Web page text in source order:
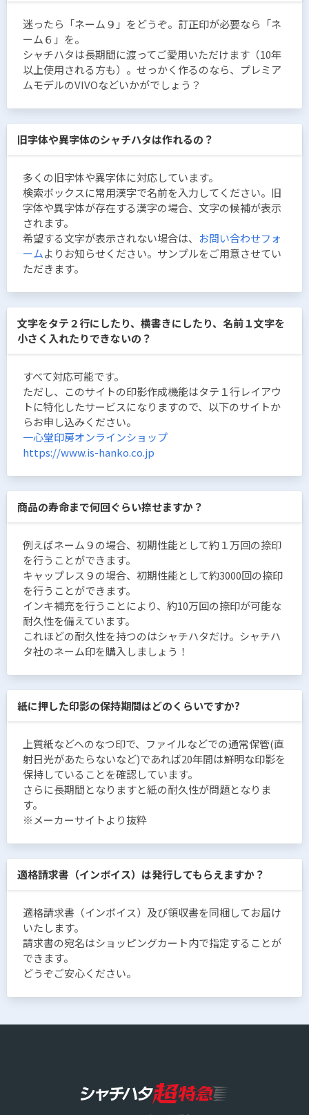
迷ったら「ネーム９」をどうぞ。訂正印が必要なら「ネ
ーム６」を。
シャチハタは長期間に渡ってご愛用いただけます（10年
以上使用される方も）。せっかく作るのなら、プレミア
ムモデルのVIVOなどいかがでしょう？
旧字体や異字体のシャチハタは作れるの？
多くの旧字体や異字体に対応しています。
検索ボックスに常用漢字で名前を入力してください。旧
字体や異字体が存在する漢字の場合、文字の候補が表示
されます。
希望する文字が表示されない場合は、 お問い合わせフォ
ームよりお知らせください。サンプルをご用意させてい
ただきます。
文字をタテ２行にしたり、横書きにしたり、名前１文字を
小さく入れたりできないの？
すべて対応可能です。
ただし、このサイトの印影作成機能はタテ１行レイアウ
トに特化したサービスになりますので、以下のサイトか
らお申し込みください。
一心堂印房オンラインショップ
https://www.is-hanko.co.jp
商品の寿命まで何回ぐらい捺せますか？
例えばネーム９の場合、初期性能として約１万回の捺印
を行うことができます。
キャップレス９の場合、初期性能として約3000回の捺印
を行うことができます。
インキ補充を行うことにより、約10万回の捺印が可能な
耐久性を備えています。
これほどの耐久性を持つのはシャチハタだけ。シャチハ
タ社のネーム印を購入しましょう！
紙に押した印影の保持期間はどのくらいですか?
上質紙などへのなつ印で、ファイルなどでの通常保管(直
射日光があたらないなど)であれば20年間は鮮明な印影を
保持していることを確認しています。
さらに長期間となりますと紙の耐久性が問題となりま
す。
※メーカーサイトより抜粋
適格請求書（インボイス）は発行してもらえますか？
適格請求書（インボイス）及び領収書を同梱してお届け
いたします。
請求書の宛名はショッピングカート内で指定することが
できます。
どうぞご安心ください。